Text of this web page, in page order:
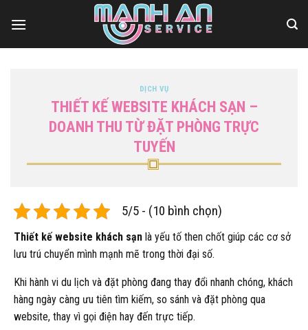
qua
DỊCH VỤ
THIẾT KẾ WEBSITE KHÁCH SẠN –
DOANH THU TỪ ĐẶT PHÒNG TRỰC
TUYẾN
5/5 - (10 bình chọn)
Thiết kế website khách sạn là yếu tố then chốt giúp các cơ sở
lưu trú chuyển mình mạnh mẽ trong thời đại số.
Khi hành vi du lịch và đặt phòng đang thay đổi nhanh chóng, khách
hàng ngày càng ưu tiên tìm kiếm, so sánh và đặt phòng qua
website, thay vì gọi điện hay đến trực tiếp.